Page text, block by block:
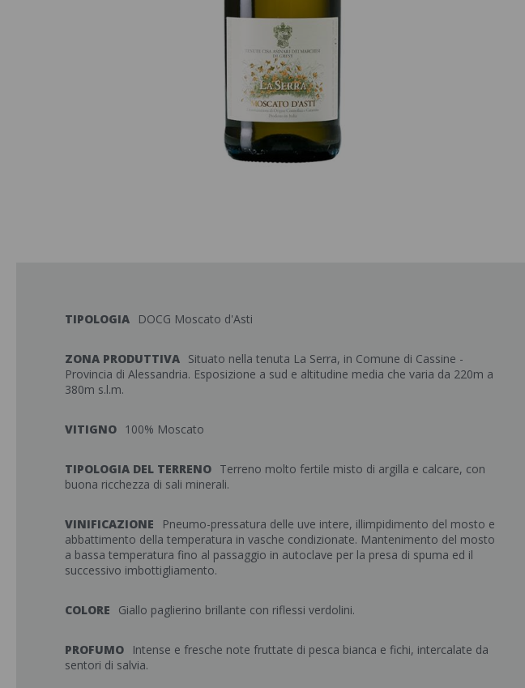
TIPOLOGIA DOCG Moscato d'Asti
ZONA PRODUTTIVA Situato nella tenuta La Serra, in Comune di Cassine -
Provincia di Alessandria. Esposizione a sud e altitudine media che varia da 220m a
380m s.l.m.
VITIGNO 100% Moscato
TIPOLOGIA DEL TERRENO Terreno molto fertile misto di argilla e calcare, con
buona ricchezza di sali minerali.
VINIFICAZIONE
Pneumo-pressatura delle uve intere, illimpidimento del mosto e
abbattimento della temperatura in vasche condizionate. Mantenimento del mosto
a bassa temperatura fino al passaggio in autoclave per la presa di spuma ed il
successivo imbottigliamento.
COLORE Giallo paglierino brillante con riflessi verdolini.
PROFUMO
Intense e fresche note fruttate di pesca bianca e fichi, intercalate da
sentori di salvia.